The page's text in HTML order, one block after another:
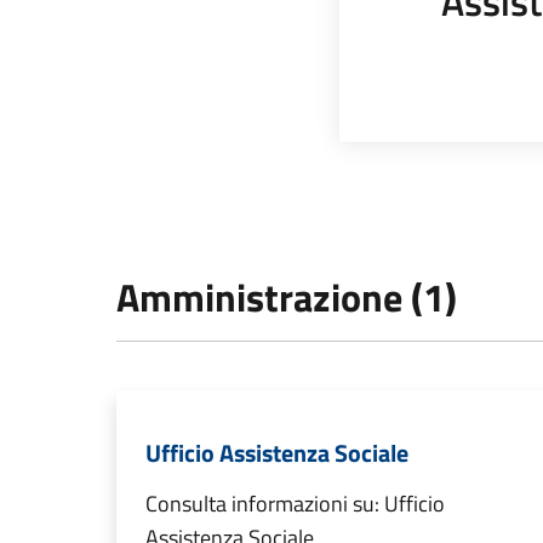
Amministrazione (1)
Ufficio Assistenza Sociale
Consulta informazioni su: Ufficio